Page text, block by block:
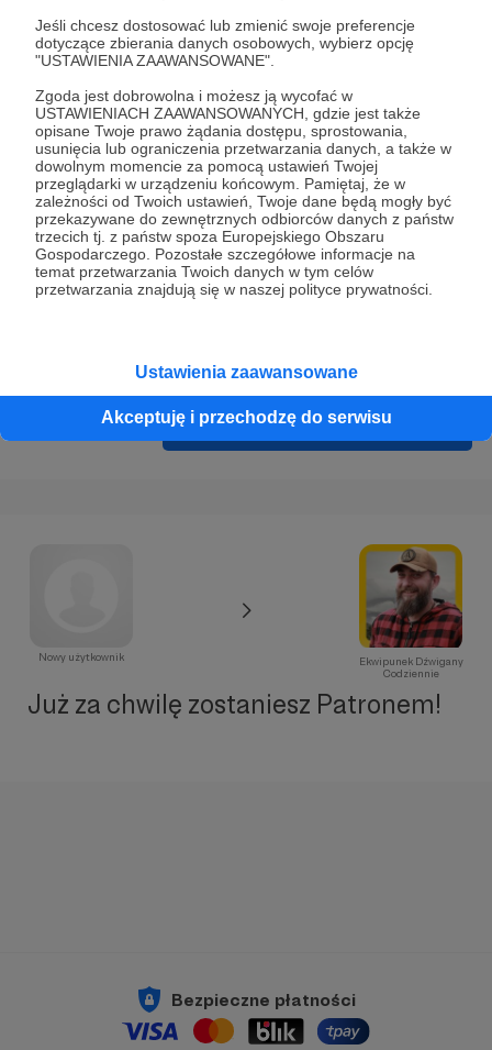
Jeśli chcesz dostosować lub zmienić swoje preferencje
dotyczące zbierania danych osobowych, wybierz opcję
"USTAWIENIA ZAAWANSOWANE".
Zgoda jest dobrowolna i możesz ją wycofać w
USTAWIENIACH ZAAWANSOWANYCH, gdzie jest także
opisane Twoje prawo żądania dostępu, sprostowania,
usunięcia lub ograniczenia przetwarzania danych, a także w
dowolnym momencie za pomocą ustawień Twojej
przeglądarki w urządzeniu końcowym. Pamiętaj, że w
zależności od Twoich ustawień, Twoje dane będą mogły być
przekazywane do zewnętrznych odbiorców danych z państw
trzecich tj. z państw spoza Europejskiego Obszaru
Gospodarczego. Pozostałe szczegółowe informacje na
temat przetwarzania Twoich danych w tym celów
przetwarzania znajdują się w naszej polityce prywatności.
Ustawienia zaawansowane
Akceptuję i przechodzę do serwisu
* Zapoznałem się i akceptujęRegulaminserwisu oraz
Prywatności.
* Wyrażam zgodę na przetwarzanie moich danych
osobowych podanych w formularzu rejestracyjnym w celu
prawidłowego świadczenia usług serwisu Patronite.
Wyrażam zgodę na otrzymywanie drogą elektroniczną
informacji handlowych - newslettera. Opcja ta może zostać
zmieniona w ustawieniach konta.
Cofnij Zarejestruj się i przejdź dalej
Nowy użytkownik
Ekwipunek Dźwigany
Codziennie
Już za chwilę zostaniesz Patronem!
Bezpieczne płatności